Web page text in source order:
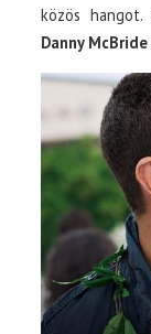
közös hangot.
Danny McBride